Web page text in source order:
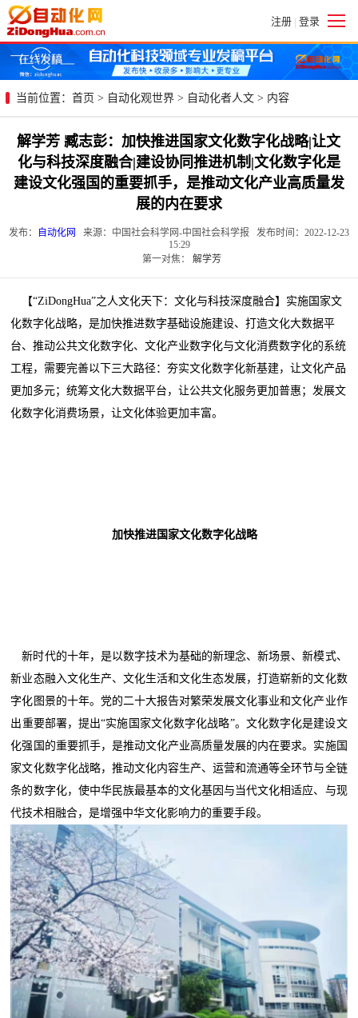
注册 | 登录
当前位置： 首页 > 自动化观世界 > 自动化者人文 > 内容
解学芳 臧志彭：加快推进国家文化数字化战略|让文
化与科技深度融合|建设协同推进机制|文化数字化是
建设文化强国的重要抓手，是推动文化产业高质量发
展的内在要求
发布： 自动化网
来源：中国社会科学网-中国社会科学报 发布时间：2022-12-23
15:29
第一对焦： 解学芳
【“ZiDongHua”之人文化天下：文化与科技深度融合】实施国家文
化数字化战略，是加快推进数字基础设施建设、打造文化大数据平
台、推动公共文化数字化、文化产业数字化与文化消费数字化的系统
工程，需要完善以下三大路径：夯实文化数字化新基建，让文化产品
更加多元；统筹文化大数据平台，让公共文化服务更加普惠；发展文
化数字化消费场景，让文化体验更加丰富。
加快推进国家文化数字化战略
新时代的十年，是以数字技术为基础的新理念、新场景、新模式、
新业态融入文化生产、文化生活和文化生态发展，打造崭新的文化数
字化图景的十年。党的二十大报告对繁荣发展文化事业和文化产业作
出重要部署，提出“实施国家文化数字化战略”。文化数字化是建设文
化强国的重要抓手，是推动文化产业高质量发展的内在要求。实施国
家文化数字化战略，推动文化内容生产、运营和流通等全环节与全链
条的数字化，使中华民族最基本的文化基因与当代文化相适应、与现
代技术相融合，是增强中华文化影响力的重要手段。